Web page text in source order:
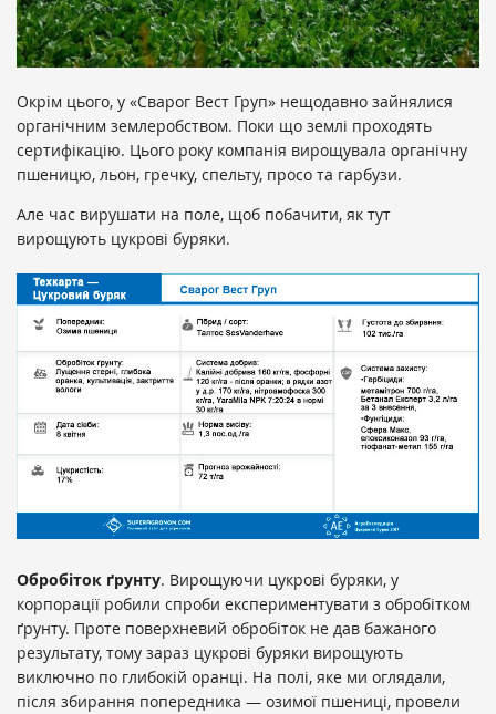
Окрім цього, у «Сварог Вест Груп» нещодавно зайнялися
органічним землеробством. Поки що землі проходять
сертифікацію. Цього року компанія вирощувала органічну
пшеницю, льон, гречку, спельту, просо та гарбузи.
Але час вирушати на поле, щоб побачити, як тут
вирощують цукрові буряки.
Обробіток ґрунту. Вирощуючи цукрові буряки, у
корпорації робили спроби експериментувати з обробітком
ґрунту. Проте поверхневий обробіток не дав бажаного
результату, тому зараз цукрові буряки вирощують
виключно по глибокій оранці. На полі, яке ми оглядали,
після збирання попередника — озимої пшениці, провели